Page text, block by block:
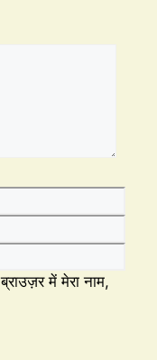
में मेरा नाम,